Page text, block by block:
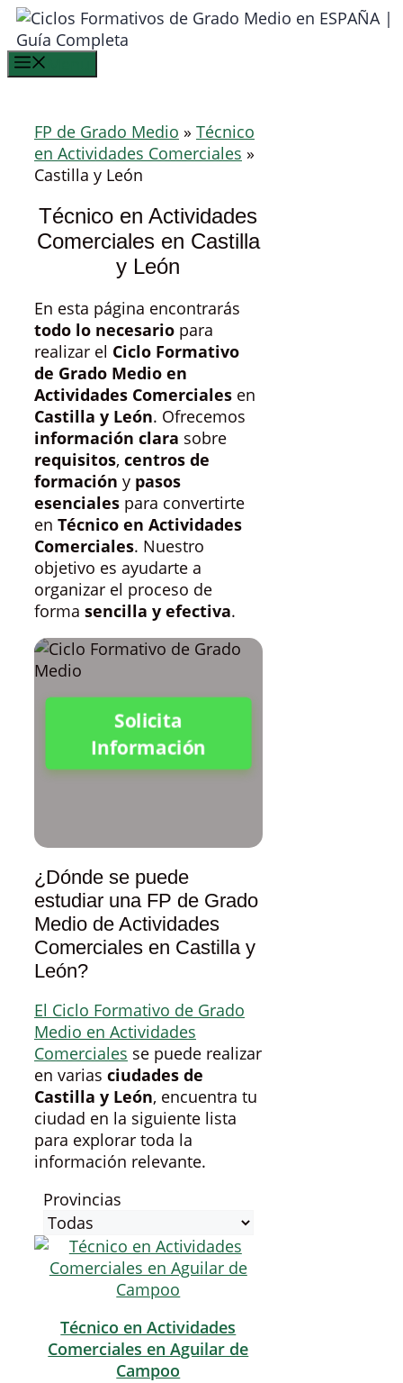
Saltar
al
contenido
FP de Grado Medio » Técnico
en Actividades Comerciales »
Castilla y León
Técnico en Actividades
Comerciales en Castilla
y León
En esta página encontrarás
todo lo necesario para
realizar el Ciclo Formativo
de Grado Medio en
Actividades Comerciales en
Castilla y León. Ofrecemos
información clara sobre
requisitos, centros de
formación y pasos
esenciales para convertirte
en Técnico en Actividades
Comerciales. Nuestro
objetivo es ayudarte a
organizar el proceso de
forma sencilla y efectiva.
Solicita
Información
¿Dónde se puede
estudiar una FP de Grado
Medio de Actividades
Comerciales en Castilla y
León?
El Ciclo Formativo de Grado
Medio en Actividades
Comerciales se puede realizar
en varias ciudades de
Castilla y León, encuentra tu
ciudad en la siguiente lista
para explorar toda la
información relevante.
Provincias
Técnico en Actividades
Comerciales en Aguilar de
Campoo